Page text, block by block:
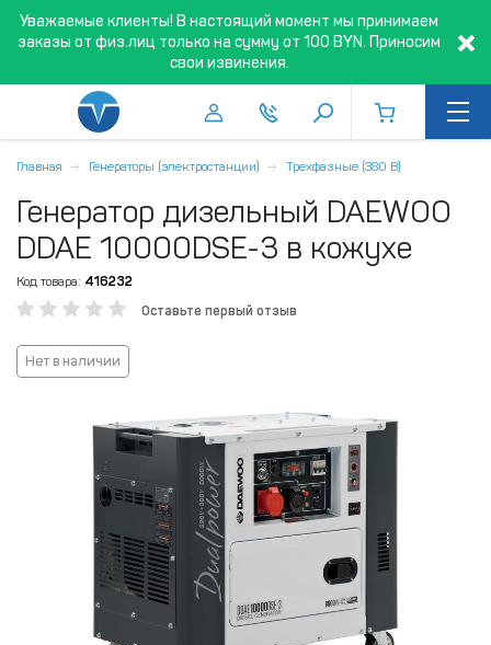
Уважаемые клиенты! В настоящий момент мы принимаем
заказы от физ.лиц только на сумму от 100 BYN. Приносим
свои извинения.
Главная Генераторы (электростанции) Трехфазные (380 В)
Генератор дизельный DAEWOO
DDAE 10000DSE-3 в кожухе
Код товара: 416232
Оставьте первый отзыв
Нет в наличии